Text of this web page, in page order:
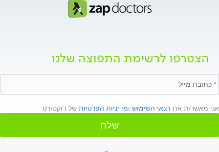
הצטרפו לרשימת התפוצה שלנו
אני מאשר/ת את תנאי השימוש ומדיניות הפרטיות של דוקטורס
שלח